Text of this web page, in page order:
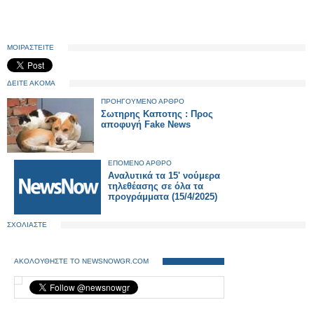
ΜΟΙΡΑΣΤΕΙΤΕ
ΔΕΙΤΕ ΑΚΟΜΑ
ΠΡΟΗΓΟΥΜΕΝΟ ΑΡΘΡΟ
Σωτηρης Καποτης : Προς
αποφυγή Fake News
ΕΠΟΜΕΝΟ ΑΡΘΡΟ
Αναλυτικά τα 15' νούμερα
τηλεθέασης σε όλα τα
προγράμματα (15/4/2025)
ΣΧΟΛΙΑΣΤΕ
ΑΚΟΛΟΥΘΗΣΤΕ ΤΟ NEWSNOWGR.COM